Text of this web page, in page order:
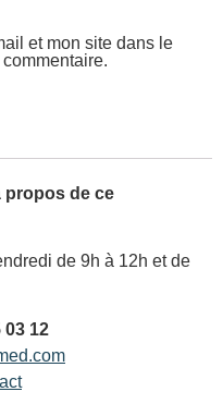
et mon site dans le
propos de ce
de 9h à 12h et de
03 12